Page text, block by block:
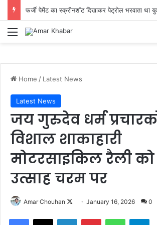
Menu
Home / Latest News
Latest News
जय गुरुदेव धर्म
विशाल शाकाहारी
मोटरसाइकिल रैली
उत्साह चरम पर
Amar Chouhan
FollowJanuary 16, 2026 0
Facebook
X LinkedInPinterestWhatsApp